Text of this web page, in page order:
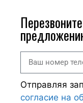
Отправляя
согласие на